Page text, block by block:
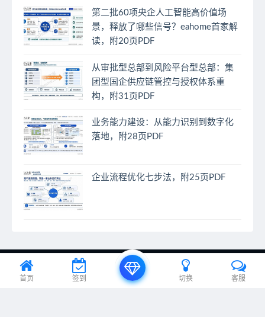
第二批60项央企人工智能高价值场
景，释放了哪些信号？eahome首家解
读，附20页PDF
从审批型总部到风险平台型总部：集
团型国企供应链管控与授权体系重
构，附31页PDF
业务能力建设：从能力识别到数字化
落地，附28页PDF
企业流程优化七步法，附25页PDF
© 2024 EA之家 - eahome.com.cn All rights reserved
首页 签到 切换 客服